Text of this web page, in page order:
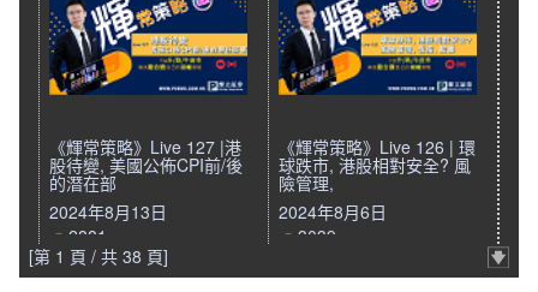
《輝常策略》Live 127 |港
股待變, 美國公佈CPI前/後
的潛在部
2024年8月13日
2881
《輝常策略》Live 126 | 環
球跌市, 港股相對安全? 風
險管理,
2024年8月6日
3039
[第 1 頁 / 共 38 頁]